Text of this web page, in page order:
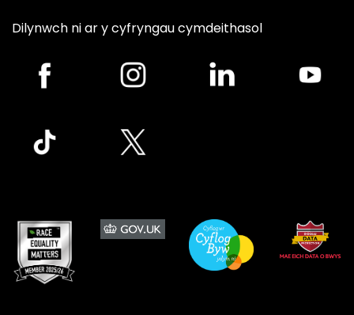
Dilynwch ni ar y cyfryngau cymdeithasol